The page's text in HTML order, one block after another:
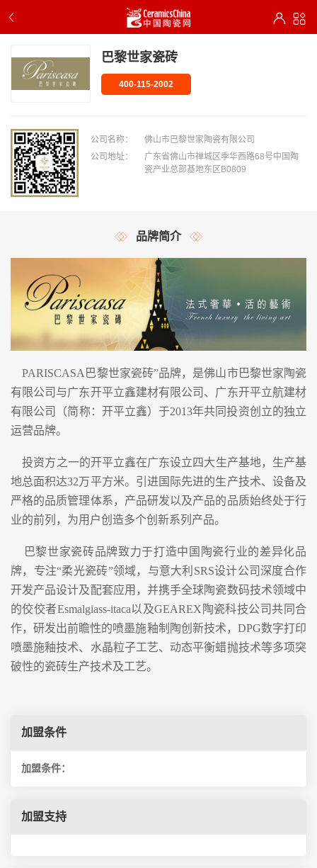
巴黎世家瓷砖
400-115-2002
公司名称：
佛山市巴黎世家陶瓷有限公司
公司地址：
广东省佛山市禅城区季华西路68号中国陶
瓷产业总部基地东区B0809
品牌简介
PARISCASA巴黎世家瓷砖”品牌，是佛山市巴黎世家陶瓷
有限公司与广东开平立鑫建材有限公司、广东开平立航建材
有限公司（简称：开平立鑫）于2013年共同投资创立的独立
运营品牌。
投资方之一的开平立鑫在广东设立四大生产基地，生产基
地总面积达32万平方米。引进国际先进的生产技术、设备及
严格的品质管理体系，产品研发以及产品的品质始终处于行
业的前列，为用户创造多个创新系列产品。
巴黎世家瓷砖品牌致力于打造中国陶瓷行业的差异化品
牌，专注“柔光瓷砖”领域，与意大利SRS设计公司深度合作
开发产品设计及配套应用，并携手全球陶瓷数码技术领域中
的佼佼者Esmalgiass-itaca以及GEAREX陶瓷科技公司共同合
作，研发出前瞻性的喷墨施釉制陶创新技术，DPG数字打印
喷墨施釉技术、水晶粒子工艺、动态平衡蜡抛技术等多项突
破性的瓷砖生产技术及工艺。
加盟条件
加盟条件：
加盟支持